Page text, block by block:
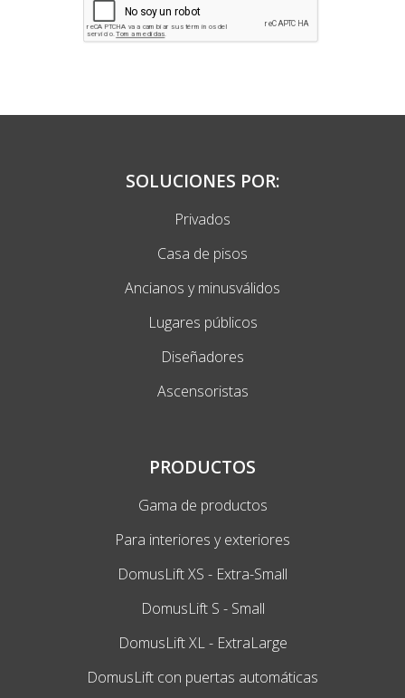
SOLUCIONES POR:
Privados
Casa de pisos
Ancianos y minusválidos
Lugares públicos
Diseñadores
Ascensoristas
PRODUCTOS
Gama de productos
Para interiores y exteriores
DomusLift XS - Extra-Small
DomusLift S - Small
DomusLift XL - ExtraLarge
DomusLift con puertas automáticas